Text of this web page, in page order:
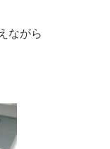
ながら